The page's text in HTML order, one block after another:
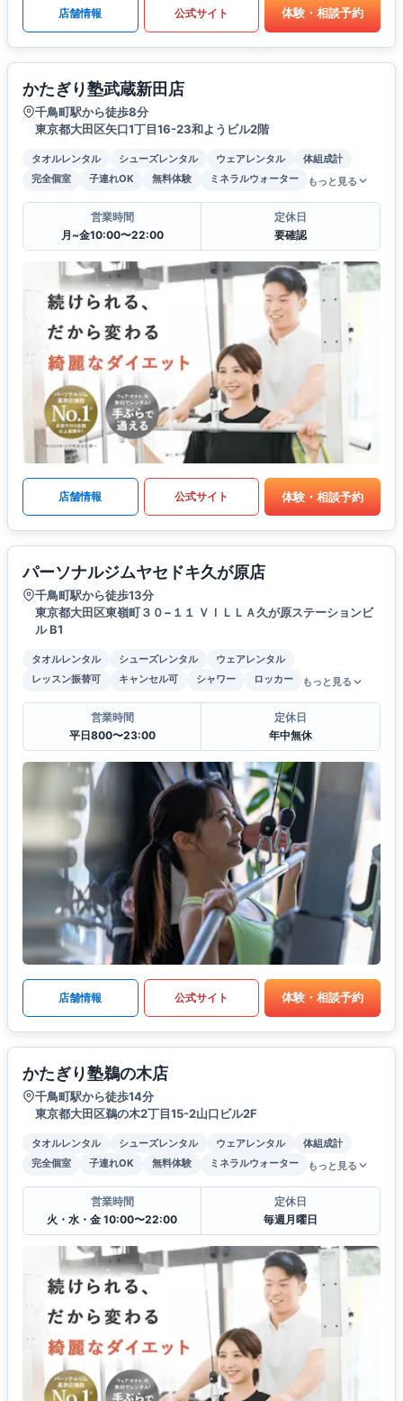
店舗情報 公式サイト 体験・相談予約
かたぎり塾武蔵新田店
千鳥町駅から徒歩8分
東京都大田区矢口1丁目16-23和ようビル2階
タオルレンタル シューズレンタル ウェアレンタル
体組成計
完全個室
子連れOK 無料体験 ミネラルウォーター もっと見る
営業時間
月~金10:00〜22:00
定休日
要確認
店舗情報 公式サイト 体験・相談予約
パーソナルジムヤセドキ久が原店
千鳥町駅から徒歩13分
東京都大田区東嶺町３０−１１ ＶＩＬＬＡ久が原ステーションビ
ル B1
タオルレンタル シューズレンタル
ウェアレンタル
レッスン振替可
キャンセル可 シャワー ロッカー もっと見る
営業時間
平日800〜23:00
定休日
年中無休
店舗情報 公式サイト 体験・相談予約
かたぎり塾鵜の木店
千鳥町駅から徒歩14分
東京都大田区鵜の木2丁目15-2山口ビル2F
タオルレンタル シューズレンタル ウェアレンタル
体組成計
完全個室
子連れOK 無料体験 ミネラルウォーター もっと見る
営業時間
火・水・金 10:00〜22:00
定休日
毎週月曜日